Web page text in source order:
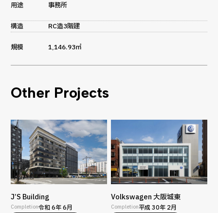
用途 事務所
構造 RC造3階建
規模 1,146.93㎡
Other Projects
J’S Building
Completion令和 6年 6月
Volkswagen 大阪城東
Completion平成 30年 2月